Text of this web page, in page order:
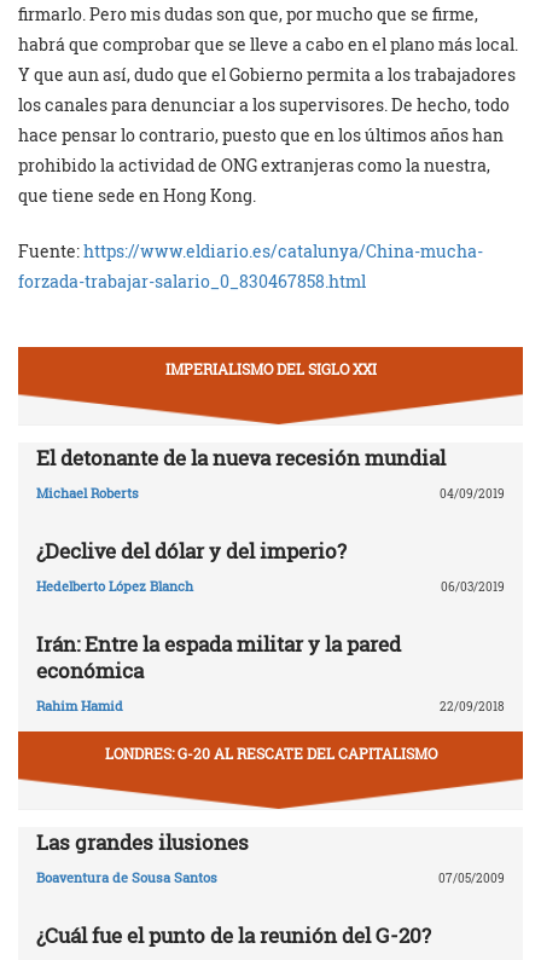
firmarlo. Pero mis dudas son que, por mucho que se firme,
habrá que comprobar que se lleve a cabo en el plano más local.
Y que aun así, dudo que el Gobierno permita a los trabajadores
los canales para denunciar a los supervisores. De hecho, todo
hace pensar lo contrario, puesto que en los últimos años han
prohibido la actividad de ONG extranjeras como la nuestra,
que tiene sede en Hong Kong.
Fuente:https://www.eldiario.es/catalunya/China-mucha-
forzada-trabajar-salario_0_830467858.html
IMPERIALISMO DEL SIGLO XXI
El detonante de la nueva recesión mundial
Michael Roberts 04/09/2019
¿Declive del dólar y del imperio?
Hedelberto López Blanch 06/03/2019
Irán: Entre la espada militar y la pared
económica
Rahim Hamid 22/09/2018
LONDRES: G-20 AL RESCATE DEL CAPITALISMO
Las grandes ilusiones
Boaventura de Sousa Santos 07/05/2009
¿Cuál fue el punto de la reunión del G-20?